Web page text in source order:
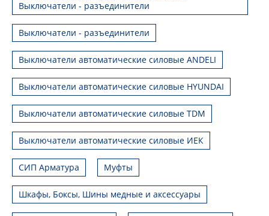
Выключатели - разъединители
Выключатели - разъединители
Выключатели автоматические силовые ANDELI
Выключатели автоматические силовые HYUNDAI
Выключатели автоматические силовые TDM
Выключатели автоматические силовые ИЕК
СИП Арматура Муфты
Шкафы, Боксы, Шины медные и аксессуары